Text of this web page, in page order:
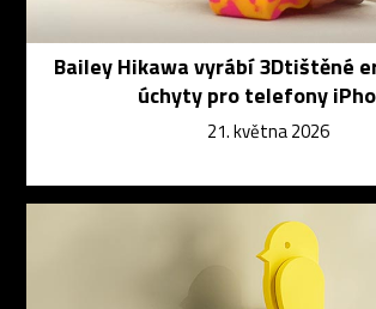
Bailey Hikawa vyrábí 3Dtištěné
úchyty pro telefony
21. května 2026